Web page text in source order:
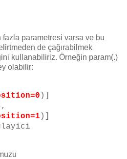
parametresi varsa ve bu
de çağırabilmek
kullanabiliriz. Örneğin param(.)
olabilir:
)]
)]